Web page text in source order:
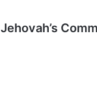
Jehovah’s